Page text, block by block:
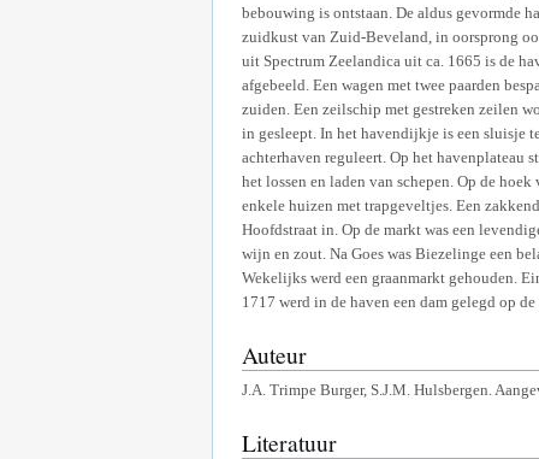
bebouwing is ontstaan. De aldus gevormde
zuidkust van Zuid-Beveland, in oorsprong
uit Spectrum Zeelandica uit ca. 1665 is de
afgebeeld. Een wagen met twee paarden
zuiden. Een zeilschip met gestreken zeilen
in gesleept. In het havendijkje is een sluisje
achterhaven reguleert. Op het havenplateau
het lossen en laden van schepen. Op de
enkele huizen met trapgeveltjes. Een
Hoofdstraat in. Op de markt was een
wijn en zout. Na Goes was Biezelinge een
Wekelijks werd een graanmarkt gehouden.
1717 werd in de haven een dam gelegd op
Auteur
J.A. Trimpe Burger, S.J.M. Hulsbergen.
Literatuur